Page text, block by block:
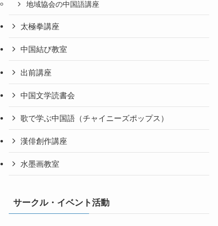
地域協会の中国語講座
太極拳講座
中国結び教室
出前講座
中国文学読書会
歌で学ぶ中国語（チャイニーズポップス）
漢俳創作講座
水墨画教室
サークル・イベント活動